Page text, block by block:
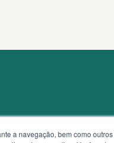
a navegação, bem como